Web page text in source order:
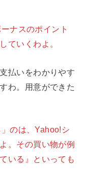
ナスのポイント
ていくわよ。
払いをわかりやす
わ。用意ができた
のは、Yahoo!シ
。その買い物が例
いる』といっても